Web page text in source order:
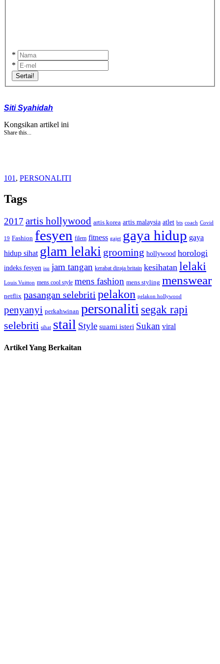
*
*
Sertai!
Siti Syahidah
Kongsikan artikel ini
Share this...
101 , PERSONALITI
Tags
2017 artis hollywood artis korea artis malaysia atlet bts coach Covid
19 Fashion fesyen filem fitness gajet gaya hidup gaya
hidup sihat glam lelaki grooming hollywood horologi
indeks fesyen isu jam tangan kerabat diraja britain kesihatan lelaki
Louis Vuitton mens cool style mens fashion mens styling menswear
netflix pasangan selebriti pelakon pelakon hollywood
penyanyi perkahwinan personalitisegak rapi
selebriti sihat stail Style suami isteri Sukan viral
Artikel Yang Berkaitan